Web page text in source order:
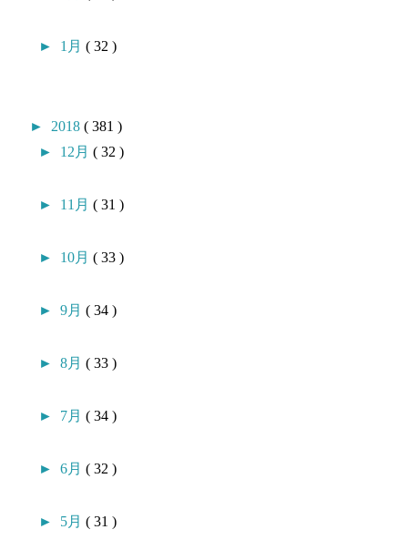
► 1月( 32 )
► 2018( 381 )
► 12月( 32 )
► 11月( 31 )
► 10月( 33 )
►9月( 34 )
►8月( 33 )
► 7月( 34 )
►6月( 32 )
► 5月( 31 )